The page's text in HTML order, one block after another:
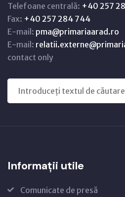
Telefoane centrală: +40 257
Fax: +40 257 284 744
E-mail: pma@primariaarad.ro
E-mail:
contact only
Informații utile
Comunicate de presă